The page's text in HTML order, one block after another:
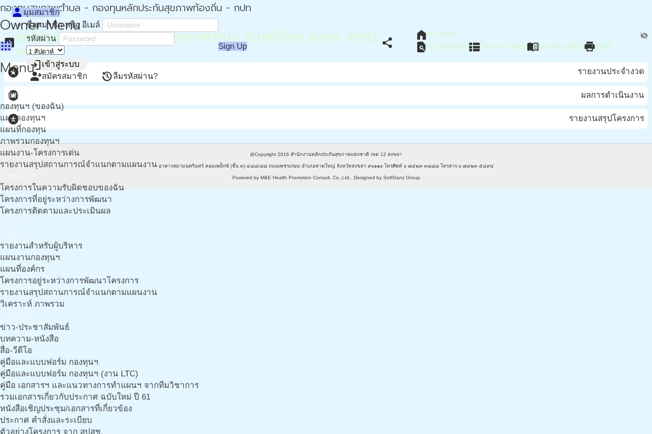
กองทุนสุขภาพตำบล - กองทุนหลักประกันสุขภาพท้องถิ่น - กปท
Owner Menu
apps
person มุมสมาชิก
ชื่อสมาชิก หรือ อีเมล์
รหัสผ่าน
visibility_off
loginเข้าสู่ระบบ
person_addสมัครสมาชิก restoreลืมรหัสผ่าน?
Sign Up
Menu
หน้าแรก
กองทุนฯ
กองทุนฯ (ของฉัน)
แผนกองทุนฯ
แผนที่กองทุน
ภาพรวมกองทุนฯ
แผนงาน-โครงการเด่น
รายงานสรุปสถานการณ์จำแนกตามแผนงาน
โครงการในความรับผิดชอบของฉัน
โครงการที่อยู่ระหว่างการพัฒนา
โครงการติดตามและประเมินผล
รายงานสำหรับผู้บริหาร
แผนงานกองทุนฯ
แผนที่องค์กร
โครงการอยู่ระหว่างการพัฒนาโครงการ
รายงานสรุปสถานการณ์จำแนกตามแผนงาน
วิเคราะห์ ภาพรวม
ข่าว-ประชาสัมพันธ์
บทความ-หนังสือ
สื่อ-วีดีโอ
คู่มือและแบบฟอร์ม กองทุนฯ
คู่มือและแบบฟอร์ม กองทุนฯ (งาน LTC)
คู่มือ เอกสารฯ และแนวทางการทำแผนฯ จากทีมวิชาการ
รวมเอกสารเกี่ยวกับประกาศ ฉบับใหม่ ปี 61
หนังสือเชิญประชุม/เอกสารที่เกี่ยวข้อง
ประกาศ คำสั่งและระเบียบ
ตัวอย่างโครงการ จาก สปสช.
assessmentชุดโครงการสนับสนุนกองทุนสุขภาพตำบล โดยพี่เลี้ยง สปสช. เขต12
สปสช.
share
home หน้าหลัก
find_in_page รายละเอียดview_listโครงการย่อยmenu_bookเอกสาร/คู่มือ printพิมพ์
stars รายงานประจำงวด
stars ผลการดำเนินงาน
stars รายงานสรุปโครงการ
@Copyright 2016 สำนักงานหลักประกันสุขภาพแห่งชาติ เขต 12 สงขลา
อาคารสยามนครินทร์ คอมเพล็กซ์ (ชั้น ๓) ๔๘๘/๘๘ ถนนเพชรเกษม อำเภอหาดใหญ่ จังหวัดสงขลา ๙๐๑๑๐ โทรศัพท์ ๐ ๗๔๒๓ ๓๘๘๘ โทรสาร ๐ ๗๔๒๓ ๕๔๙๔
Powered by M&E Health Promotion Consult, Co.,Ltd. . Designed by SoftGanz Group